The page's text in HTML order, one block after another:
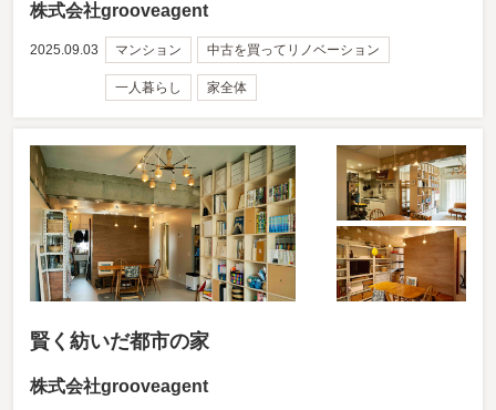
株式会社grooveagent
2025.09.03 マンション 中古を買ってリノベーション
一人暮らし 家全体
賢く紡いだ都市の家
株式会社grooveagent